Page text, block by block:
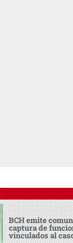
BCH emite
captura de
vinculados al